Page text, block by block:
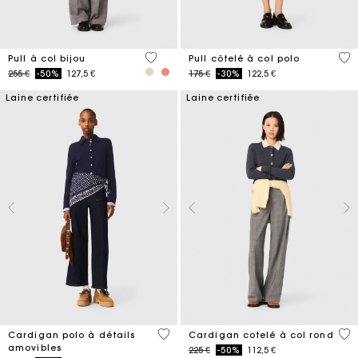
Pull à col bijou
Price reduced from
255 €to-50% 127,5 €
5 out of 5 Customer Rating
Pull côtelé à col polo
Price reduced from
175 €to-30% 122,5 €
5
Laine certifiée
Cardigan polo à détails
amovibles
4,4 out of 5 Customer Rating
Laine certifiée
Cardigan cotelé à col rond
Price reduced from
225 €to-50% 112,5 €
3,9